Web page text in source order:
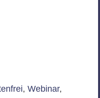
, Webinar,